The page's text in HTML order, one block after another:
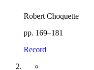
Robert Choquette
pp. 169–181
Record